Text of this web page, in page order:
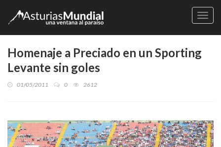
Homenaje a Preciado en un Sporting
Levante sin goles
01/05/2011 0 2612